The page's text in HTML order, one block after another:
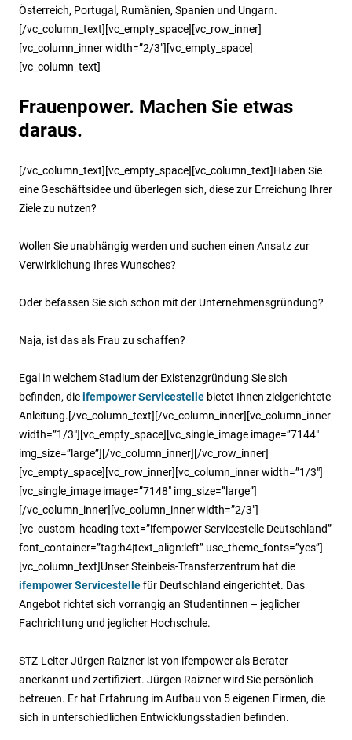
Österreich, Portugal, Rumänien, Spanien und Ungarn.
[/vc_column_text][vc_empty_space][vc_row_inner]
[vc_column_inner width=”2/3″][vc_empty_space]
[vc_column_text]
Frauenpower. Machen Sie etwas
daraus.
[/vc_column_text][vc_empty_space][vc_column_text]Haben Sie
eine Geschäftsidee und überlegen sich, diese zur Erreichung Ihrer
Ziele zu nutzen?
Wollen Sie unabhängig werden und suchen einen Ansatz zur
Verwirklichung Ihres Wunsches?
Oder befassen Sie sich schon mit der Unternehmensgründung?
Naja, ist das als Frau zu schaffen?
Egal in welchem Stadium der Existenzgründung Sie sich
befinden, dieifempower Servicestelle bietet Ihnen zielgerichtete
Anleitung.[/vc_column_text][/vc_column_inner][vc_column_inner
width=”1/3″][vc_empty_space][vc_single_image image=”7144″
img_size=”large”][/vc_column_inner][/vc_row_inner]
[vc_empty_space][vc_row_inner][vc_column_inner width=”1/3″]
[vc_single_image image=”7148″ img_size=”large”]
[/vc_column_inner][vc_column_inner width=”2/3″]
[vc_custom_heading text=”ifempower Servicestelle Deutschland”
font_container=”tag:h4|text_align:left” use_theme_fonts=”yes”]
[vc_column_text]Unser Steinbeis-Transferzentrum hat die
ifempower Servicestellefür Deutschland eingerichtet. Das
Angebot richtet sich vorrangig an Studentinnen – jeglicher
Fachrichtung und jeglicher Hochschule.
STZ-Leiter Jürgen Raizner ist von ifempower als Berater
anerkannt und zertifiziert. Jürgen Raizner wird Sie persönlich
betreuen. Er hat Erfahrung im Aufbau von 5 eigenen Firmen, die
sich in unterschiedlichen Entwicklungsstadien befinden.